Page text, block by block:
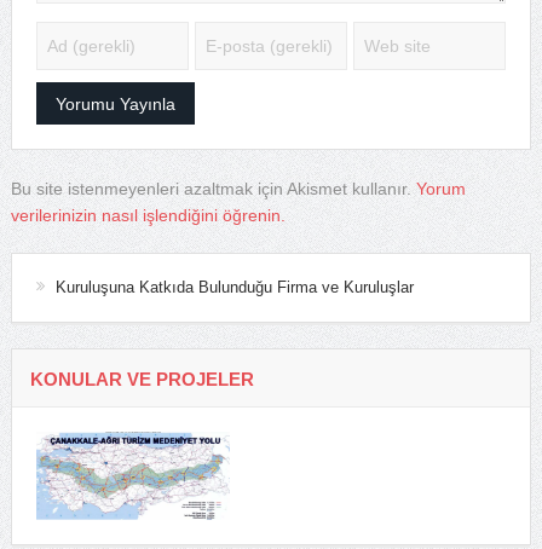
Bu site istenmeyenleri azaltmak için Akismet kullanır. Yorum
verilerinizin nasıl işlendiğini öğrenin.
Kuruluşuna Katkıda Bulunduğu Firma ve Kuruluşlar
KONULAR VE PROJELER